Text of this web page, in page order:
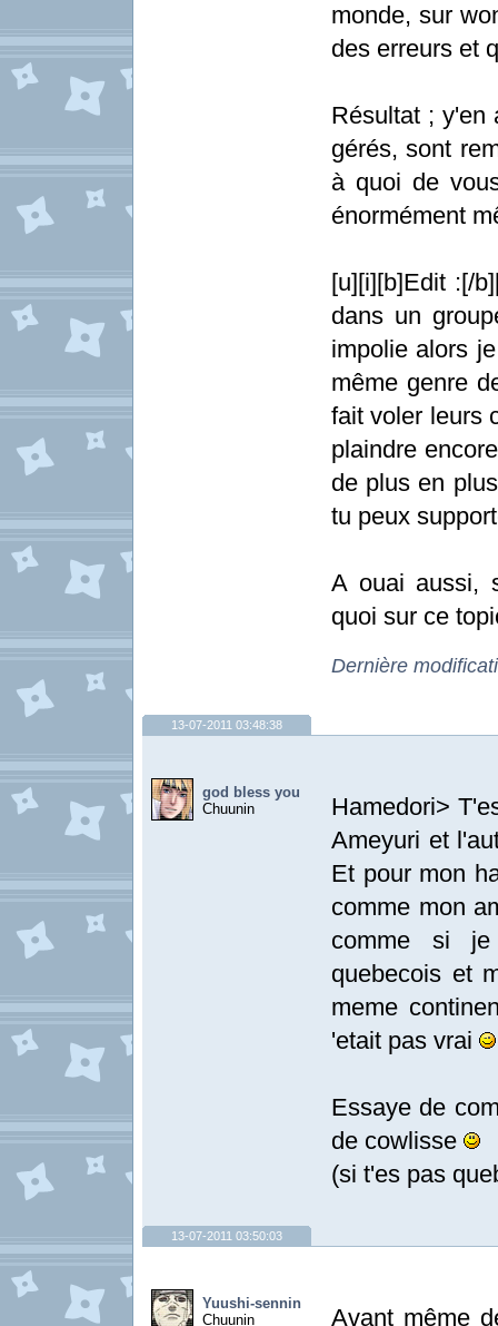
monde, sur
des erreurs et
Résultat ; y'en
gérés, sont
à quoi de
énormément
[u][i][b]Edit :[/
dans un
impolie alors
même genre
fait voler leurs
plaindre
de plus en
tu peux
A ouai aussi,
quoi sur ce
Dernière
13-07-2011 03:48:38
god bless you
Chuunin
Hamedori>
Ameyuri et
Et pour mon
comme mon
comme si je
quebecois et
meme
'etait pas vrai
Essaye de
de cowlisse
(si t'es pas
13-07-2011 03:50:03
Yuushi-sennin
Chuunin
Avant même